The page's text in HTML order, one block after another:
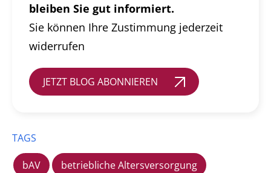
bleiben Sie gut informiert.
Sie können Ihre Zustimmung jederzeit
widerrufen
JETZT BLOG ABONNIEREN
TAGS
bAV
betriebliche Altersversorgung